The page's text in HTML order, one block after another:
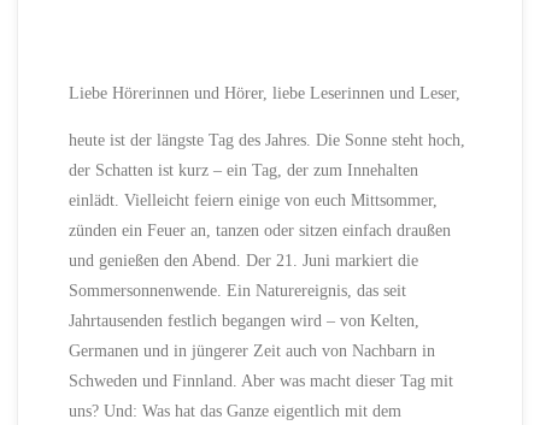
Liebe Hörerinnen und Hörer, liebe Leserinnen und Leser,
heute ist der längste Tag des Jahres. Die Sonne steht hoch,
der Schatten ist kurz – ein Tag, der zum Innehalten
einlädt. Vielleicht feiern einige von euch Mittsommer,
zünden ein Feuer an, tanzen oder sitzen einfach draußen
und genießen den Abend. Der 21. Juni markiert die
Sommersonnenwende. Ein Naturereignis, das seit
Jahrtausenden festlich begangen wird – von Kelten,
Germanen und in jüngerer Zeit auch von Nachbarn in
Schweden und Finnland. Aber was macht dieser Tag mit
uns? Und: Was hat das Ganze eigentlich mit dem